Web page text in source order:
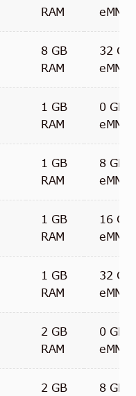
RAM
eMMC
8 GB
RAM
32 GB
eMMC
1 GB
RAM
0 GB
eMMC
1 GB
RAM
8 GB
eMMC
1 GB
RAM
16 GB
eMMC
1 GB
RAM
32 GB
eMMC
2 GB
RAM
0 GB
eMMC
2 GB
8 GB